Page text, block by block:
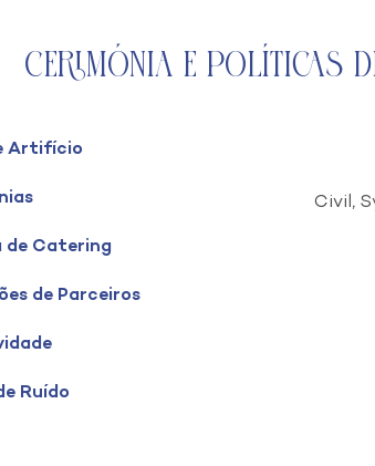
Cerimónia e Políticas
Artifício
Civil,
de Catering
de Parceiros
Ruído